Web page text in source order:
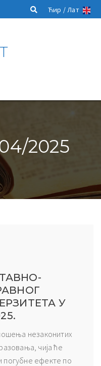
Ћир /Лат
2025
У
незаконитих
чија ће
погубне ефекте по